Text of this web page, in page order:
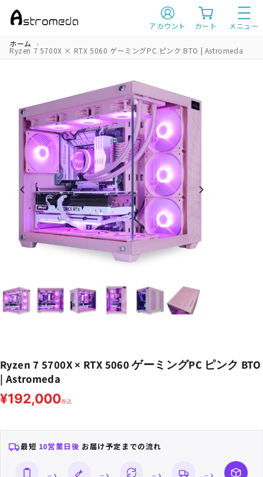
A
s
r
o
m
ト
ダ）
メ
アカウント カート
メニュー
ホーム
Ryzen 7 5700X × RTX 5060 ゲーミングPC ピンク BTO | Astromeda
Ryzen 7 5700X × RTX 5060 ゲーミングPC ピンク BTO
| Astromeda
¥192,000税込
最短 10営業日後 お届け予定までの流れ